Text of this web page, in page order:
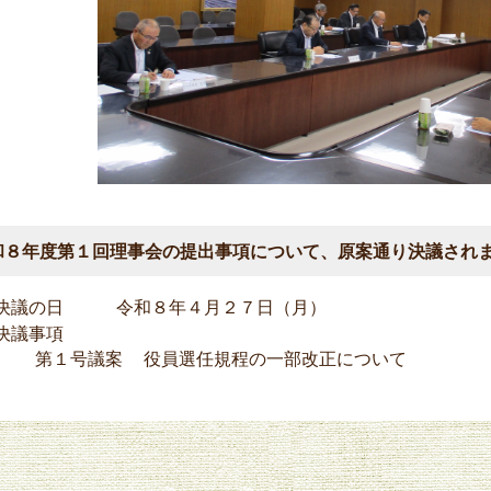
８年度第１回理事会の提出事項について、原案通り決議され
議の日 令和８年４月２７日（月）
議事項
第１号議案
役員選任規程の一部改正について